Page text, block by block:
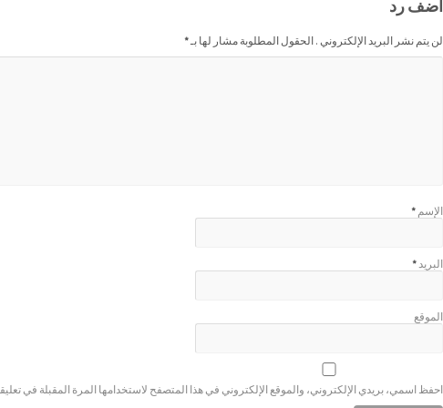
اضف رد
لن يتم نشر البريد الإلكتروني . الحقول المطلوبة مشار لها بـ*
الإسم *
البريد*
الموقع
احفظ اسمي، بريدي الإلكتروني، والموقع الإلكتروني في هذا المتصفح لاستخدامها المرة المقبلة في